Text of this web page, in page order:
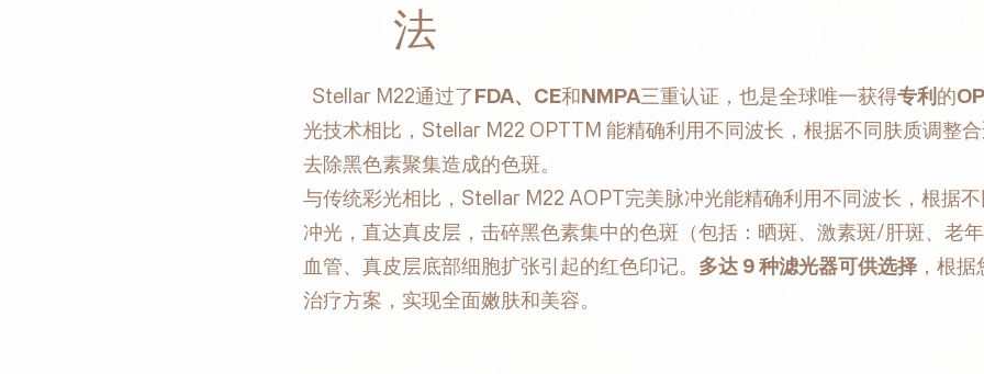
法
Stellar M22通过了FDA、CE和NMPA三重认证，也是全球唯一获得专利 的
光技术相比，Stellar M22 OPTTM 能精确利用不同波长，根据不同肤质调整
去除黑色素聚集造成的色斑。‍
与传统彩光相比，Stellar M22 AOPT完美脉冲光能精确利用不同波长，根据
冲光，直达真皮层，击碎黑色素集中的色斑（包括：晒斑、激素斑/肝斑、老
血管、真皮层底部细胞扩张引起的红色印记。 多达 9 种滤光器可供选择 ，根
治疗方案，实现全面嫩肤和美容。